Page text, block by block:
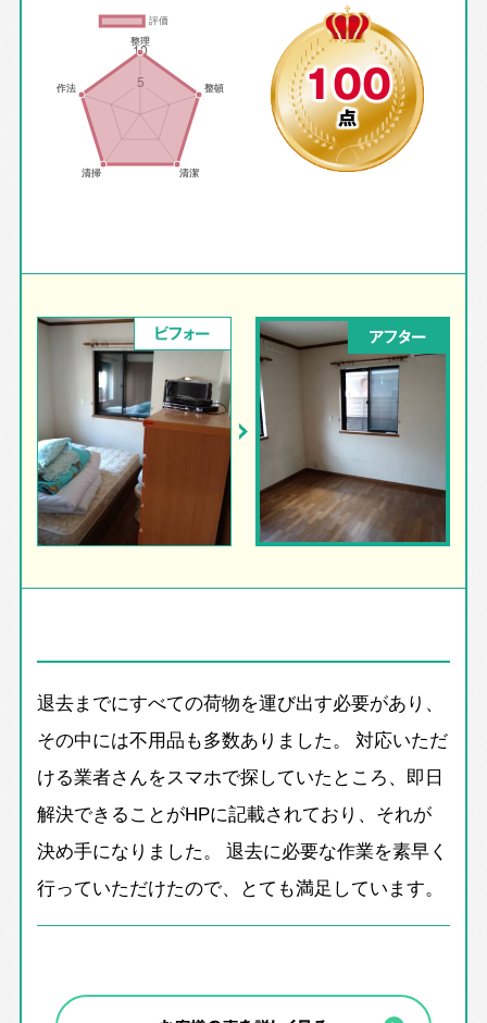
100
点
ビフォー アフター
退去までにすべての荷物を運び出す必要があり、
その中には不用品も多数ありました。 対応いただ
ける業者さんをスマホで探していたところ、即日
解決できることがHPに記載されており、それが
決め手になりました。 退去に必要な作業を素早く
行っていただけたので、とても満足しています。